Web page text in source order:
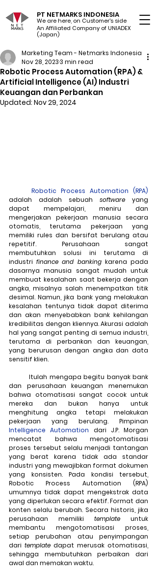
PT NETMARKS INDONESIA
We are here, on Customer's side
An Affiliated Company of UNIADEX Ltd.
(Japan)
Robotic Process Automation (RPA) &
Artificial Intelligence (AI) Industri
Keuangan dan Perbankan
Marketing Team - Netmarks Indonesia
Nov 28, 20233 min read
Updated: Nov 29, 2024
Robotic Process Automation (RPA)
adalah adalah sebuah software yang
dapat mempelajari, meniru dan
mengerjakan pekerjaan manusia secara
otomatis, terutama pekerjaan yang
memiliki rules dan bersifat berulang atau
repetitif. Perusahaan sangat
membutuhkan solusi ini terutama di
industri finance and banking karena pada
dasarnya manusia sangat mudah untuk
membuat kesalahan saat bekerja dengan
angka, misalnya salah menempatkan titik
desimal. Namun, jika bank yang melakukan
kesalahan tentunya tidak dapat diterima
dan akan menyebabkan bank kehilangan
kredibilitas dengan kliennya. Akurasi adalah
hal yang sangat penting di semua industri,
terutama di perbankan dan keuangan,
yang berurusan dengan angka dan data
sensitif klien.
	Itulah mengapa begitu banyak bank
dan perusahaan keuangan menemukan
bahwa otomatisasi sangat cocok untuk
mereka dan bukan hanya untuk
menghitung angka tetapi melakukan
Intelligence Automation dari J.P. Morgan
mencatat bahwa mengotomatisasi
proses tersebut selalu menjadi tantangan
yang berat karena tidak ada standar
industri yang mewajibkan format dokumen
yang konsisten. Pada kondisi tersebut,
Robotic Process Automation (RPA)
umumnya tidak dapat mengekstrak data
yang diperlukan secara efektif. Format dan
konten selalu berubah. Secara historis, jika
perusahaan memiliki template untuk
membantu mengotomatisasi proses,
setiap perubahan atau penyimpangan
dari template dapat merusak otomatisasi,
sehingga membutuhkan perbaikan dari
awal dan memakan waktu.